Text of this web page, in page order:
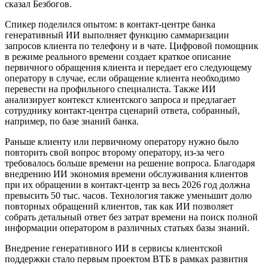
сказал Безбогов.
Спикер поделился опытом: в контакт-центре банка
генеративный ИИ выполняет функцию саммаризации
запросов клиента по телефону и в чате. Цифровой помощник
в режиме реального времени создает краткое описание
первичного обращения клиента и передает его следующему
оператору в случае, если обращение клиента необходимо
перевести на профильного специалиста. Также ИИ
анализирует контекст клиентского запроса и предлагает
сотруднику контакт-центра сценарий ответа, собранный,
например, по базе знаний банка.
Раньше клиенту или первичному оператору нужно было
повторить свой вопрос второму оператору, из-за чего
требовалось больше времени на решение вопроса. Благодаря
внедрению ИИ экономия времени обслуживания клиентов
при их обращении в контакт-центр за весь 2026 год должна
превысить 50 тыс. часов. Технология также уменьшит долю
повторных обращений клиентов, так как ИИ позволяет
собрать детальный ответ без затрат времени на поиск полной
информации оператором в различных статьях базы знаний.
Внедрение генеративного ИИ в сервисы клиентской
поддержки стало первым проектом ВТБ в рамках развития